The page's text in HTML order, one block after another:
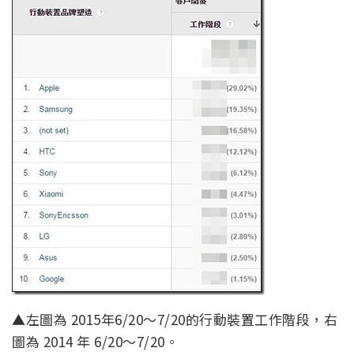
▲左圖為 2015年6/20～7/20的行動裝置工作階段，右
圖為 2014 年 6/20～7/20。